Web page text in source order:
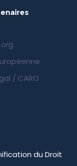
/ CARO
du Droit